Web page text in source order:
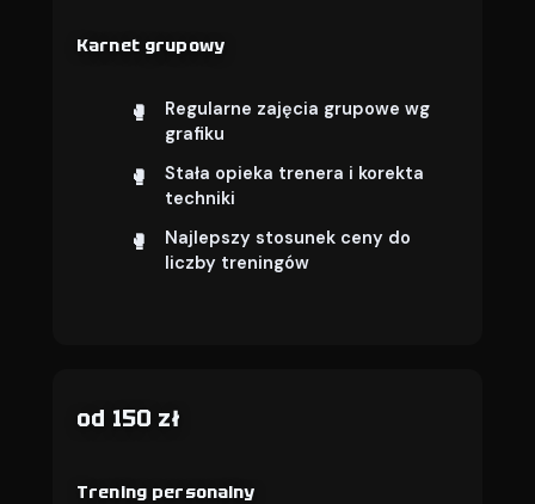
Karnet grupowy
Regularne zajęcia grupowe wg
grafiku
Stała opieka trenera i korekta
techniki
Najlepszy stosunek ceny do
liczby treningów
od 150 zł
Trening personalny